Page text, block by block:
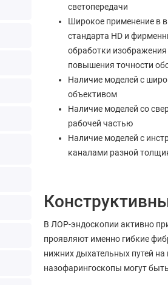
светопередачи
Широкое применение в
стандарта HD и
обработки изображения
повышения точности
Наличие моделей с
объективом
Наличие моделей со
рабочей частью
Наличие моделей с
каналами разной
В ЛОР-эндоскопии активно
проявляют именно гибкие
нижних дыхательных путей на
назофарингоскопы могут